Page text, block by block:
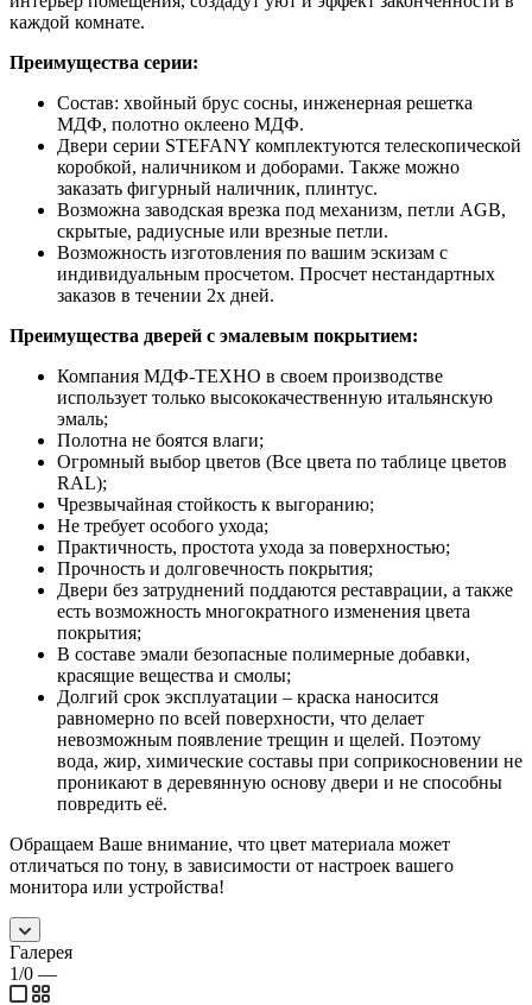
каждой комнате.
Преимущества серии:
Состав: хвойный брус сосны, инженерная решетка
МДФ, полотно оклеено МДФ.
Двери серии STEFANY комплектуются телескопической
коробкой, наличником и доборами. Также можно
заказать фигурный наличник, плинтус.
Возможна заводская врезка под механизм, петли AGB,
скрытые, радиусные или врезные петли.
Возможность изготовления по вашим эскизам с
индивидуальным просчетом. Просчет нестандартных
заказов в течении 2х дней.
Преимущества дверей с эмалевым покрытием:
Компания МДФ-ТЕХНО в своем производстве
использует только высококачественную итальянскую
эмаль;
Полотна не боятся влаги;
Огромный выбор цветов (Все цвета по таблице цветов
RAL);
Чрезвычайная стойкость к выгоранию;
Не требует особого ухода;
Практичность, простота ухода за поверхностью;
Прочность и долговечность покрытия;
Двери без затруднений поддаются реставрации, а также
есть возможность многократного изменения цвета
покрытия;
В составе эмали безопасные полимерные добавки,
красящие вещества и смолы;
Долгий срок эксплуатации – краска наносится
равномерно по всей поверхности, что делает
невозможным появление трещин и щелей. Поэтому
вода, жир, химические составы при соприкосновении не
проникают в деревянную основу двери и не способны
повредить её.
Обращаем Ваше внимание, что цвет материала может
отличаться по тону, в зависимости от настроек вашего
монитора или устройства!
Галерея
1/0 —